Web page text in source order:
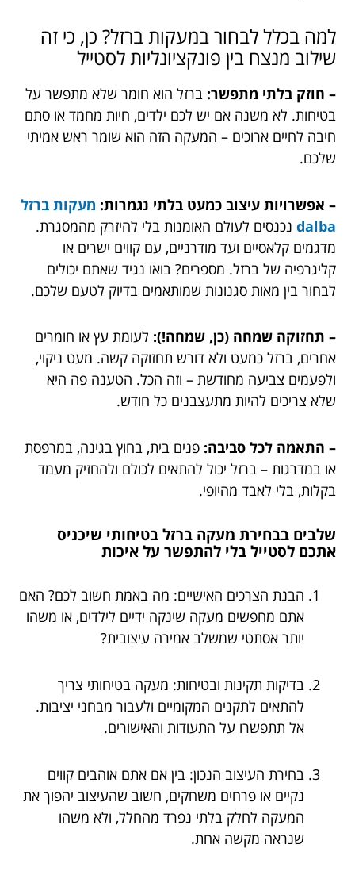
למה בכלל לבחור במעקות ברזל? כן, כי זה
שילוב מנצח בין פונקציונליות לסטייל
– חוזק בלתי מתפשר: ברזל הוא חומר שלא מתפשר על
בטיחות. לא משנה אם יש לכם ילדים, חיות מחמד או סתם
חיבה לחיים ארוכים – המעקה הזה הוא שומר ראש אמיתי
שלכם.
– אפשרויות עיצוב כמעט בלתי נגמרות: מעקות ברזל
dalba נכנסים לעולם האומנות בלי להיזרק מהמסגרת.
מדגמים קלאסיים ועד מודרניים, עם קווים ישרים או
קליגרפיה של ברזל. מספרים? בואו נגיד שאתם יכולים
לבחור בין מאות סגנונות שמותאמים בדיוק לטעם שלכם.
– תחזוקה שמחה (כן, שמחה!): לעומת עץ או חומרים
אחרים, ברזל כמעט ולא דורש תחזוקה קשה. מעט ניקוי,
ולפעמים צביעה מחודשת – וזה הכל. הטענה פה היא
שלא צריכים להיות מתעצבנים כל חודש.
– התאמה לכל סביבה: פנים בית, בחוץ בגינה, במרפסת
או במדרגות – ברזל יכול להתאים לכולם ולהחזיק מעמד
בקלות, בלי לאבד מהיופי.
שלבים בבחירת מעקה ברזל בטיחותי שיכניס
אתכם לסטייל בלי להתפשר על איכות
הבנת הצרכים האישיים: מה באמת חשוב לכם? האם
אתם מחפשים מעקה שינקה ידיים לילדים, או משהו
יותר אסתטי שמשלב אמירה עיצובית?
בדיקות תקינות ובטיחות: מעקה בטיחותי צריך
להתאים לתקנים המקומיים ולעבור מבחני יציבות.
אל תתפשרו על התעודות והאישורים.
בחירת העיצוב הנכון: בין אם אתם אוהבים קווים
נקיים או פרחים משחקים, חשוב שהעיצוב יהפוך את
המעקה לחלק בלתי נפרד מהחלל, ולא משהו
שנראה מקשה אחת.